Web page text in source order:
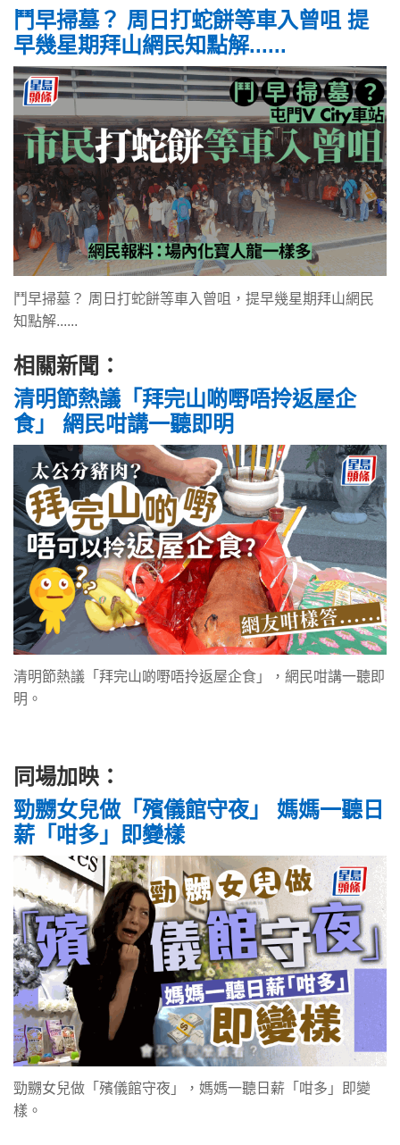
鬥早掃墓？ 周日打蛇餅等車入曾咀 提
早幾星期拜山網民知點解......
鬥早掃墓？ 周日打蛇餅等車入曾咀，提早幾星期拜山網民
知點解......
相關新聞：
清明節熱議「拜完山啲嘢唔拎返屋企
食」 網民咁講一聽即明
清明節熱議「拜完山啲嘢唔拎返屋企食」，網民咁講一聽即
明。
同場加映：
勁嬲女兒做「殯儀館守夜」 媽媽一聽日
薪「咁多」即變樣
勁嬲女兒做「殯儀館守夜」，媽媽一聽日薪「咁多」即變
樣。